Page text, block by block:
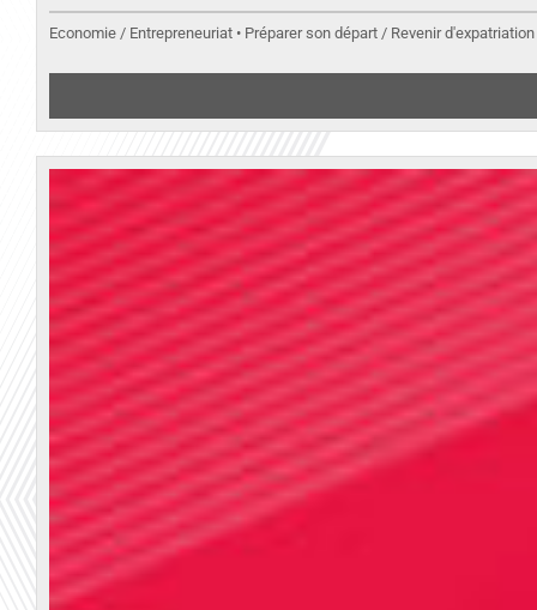
Economie / Entrepreneuriat • Préparer son départ / Revenir d'expatriation